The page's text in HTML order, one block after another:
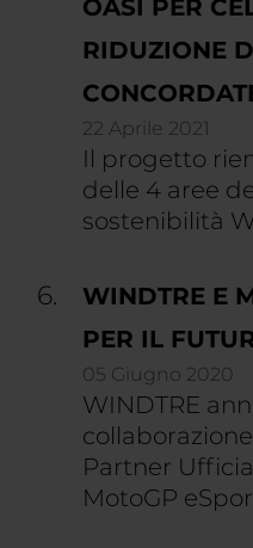
OASI PER
RIDUZIONE
22 Aprile 2021
Il progetto
delle 4 aree
sostenibilità
WINDTRE E
PER IL
05 Giugno 2020
WINDTRE
Partner
MotoGP